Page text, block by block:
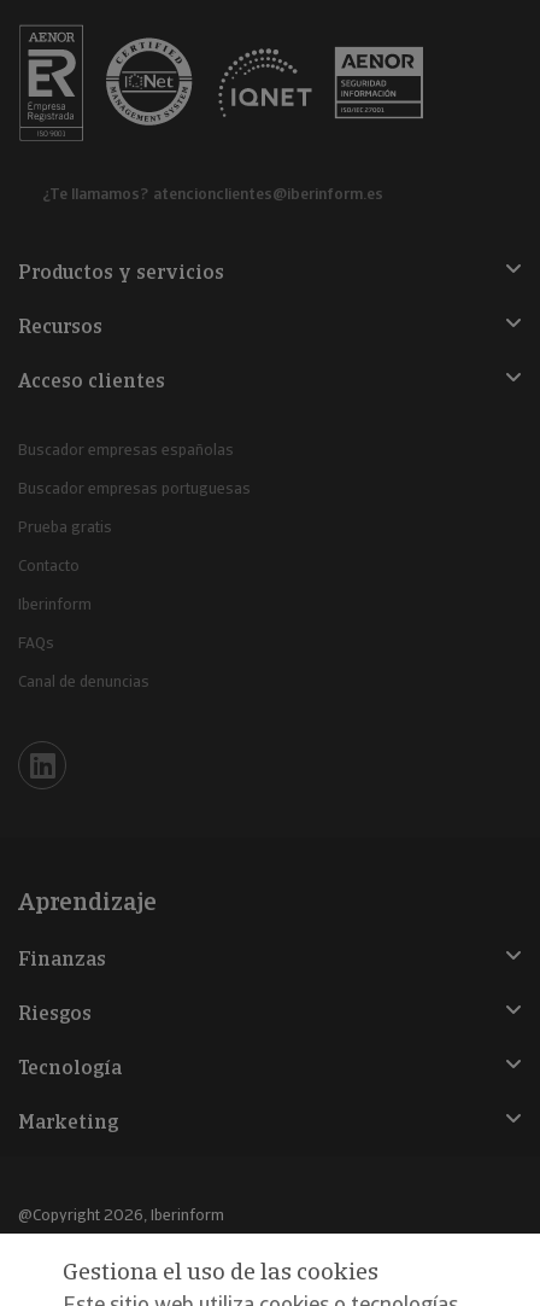
¿Te llamamos? atencionclientes@iberinform.es
Productos y servicios
Recursos
Acceso clientes
Buscador empresas españolas
Buscador empresas portuguesas
Prueba gratis
Contacto
Iberinform
FAQs
Canal de denuncias
Iberinform en Linkedin
Aprendizaje
Finanzas
Riesgos
Tecnología
Marketing
@Copyright 2026, Iberinform
Aviso legalGestiona el uso de las cookies